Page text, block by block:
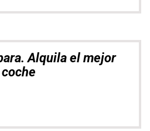
Alquila el mejor
coche